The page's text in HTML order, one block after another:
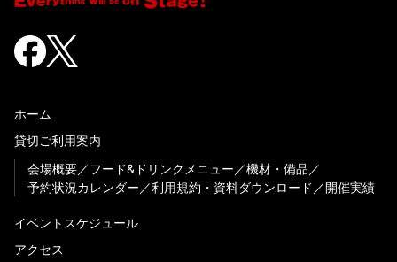
ホーム
貸切ご利用案内
会場概要
フード&ドリンクメニュー
機材・備品
予約状況カレンダー
利用規約・資料ダウンロード 開催実績
イベントスケジュール
アクセス